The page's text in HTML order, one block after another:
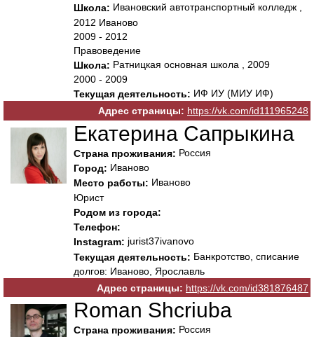
Школа: Ивановский автотранспортный колледж ,
2012 Иваново
2009 - 2012
Правоведение
Школа: Ратницкая основная школа , 2009
2000 - 2009
Текущая деятельность: ИФ ИУ (МИУ ИФ)
Адрес страницы: https://vk.com/id111965248
Екатерина Сапрыкина
Страна проживания: Россия
Город: Иваново
Место работы: Иваново
Юрист
Родом из города:
Телефон:
Instagram: jurist37ivanovo
Текущая деятельность: Банкротство, списание
долгов: Иваново, Ярославль
Адрес страницы: https://vk.com/id381876487
Roman Shcriuba
Страна проживания: Россия